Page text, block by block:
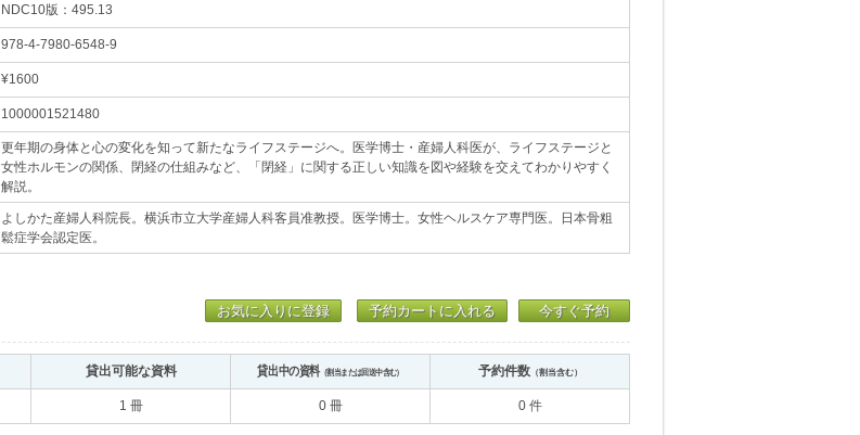
NDC10版：495.13
978-4-7980-6548-9
¥1600
1000001521480
更年期の身体と心の変化を知って新たなライフステージへ。医学博士・産婦人科医が、ライフステージと
女性ホルモンの関係、閉経の仕組みなど、「閉経」に関する正しい知識を図や経験を交えてわかりやすく
解説。
よしかた産婦人科院長。横浜市立大学産婦人科客員准教授。医学博士。女性ヘルスケア専門医。日本骨粗
鬆症学会認定医。
お気に入りに登録 予約カートに入れる 今すぐ予約
貸出可能な資料 貸出中の資料（割当または回送中含む） 予約件数（割当含む）
1 冊 0 冊 0 件